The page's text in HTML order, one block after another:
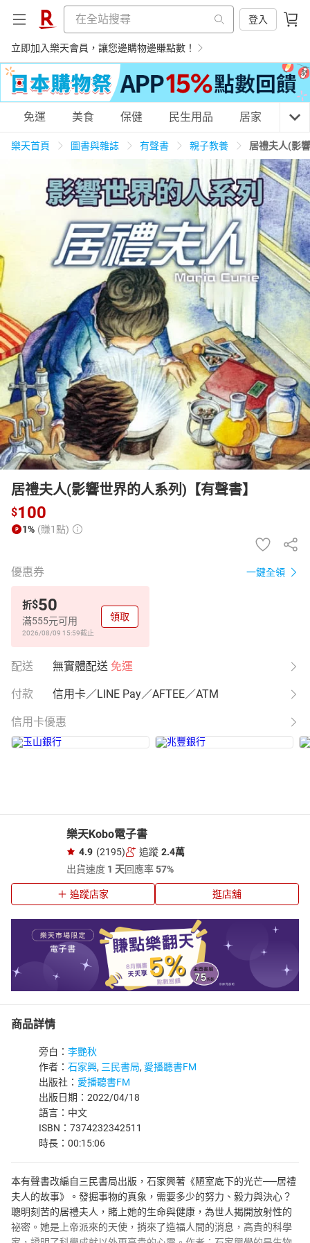
登入
立即加入樂天會員，讓您邊購物邊賺點數！
購物網分類
天天免運 美食蛋糕 養生保健 民生用品
居家生活 3C家電 運動休閒 親子玩具
男裝 化妝保養 情趣用品
日本購物 電子/紙本書
HOT
免運 美食 保健 民生用品 居家 3C
樂天首頁 圖書與雜誌 有聲書 親子教養 居禮夫人(影
居禮夫人(影響世界的人系列)【有聲書】
$100
1% (賺1點)
優惠券 一鍵全領
折$50
滿555元可用
2026/08/09 15:59截止
領取
配送 無實體配送 免運
付款 信用卡／LINE Pay／AFTEE／ATM
信用卡優惠
樂天Kobo電子書
4.9 (2195) 追蹤 2.4萬
出貨速度 1 天回應率57%
追蹤店家 逛店舖
商品詳情
旁白： 李艷秋
作者： 石家興, 三民書局, 愛播聽書FM
出版社： 愛播聽書FM
出版日期：2022/04/18
語言：中文
ISBN：7374232342511
時長：00:15:06
本有聲書改編自三民書局出版，石家興著《陋室底下的光芒──居禮
夫人的故事》。發掘事物的真象，需要多少的努力、毅力與決心？
聰明刻苦的居禮夫人，賭上她的生命與健康，為世人揭開放射性的
祕密。她是上帝派來的天使，捎來了造福人間的消息，高貴的科學